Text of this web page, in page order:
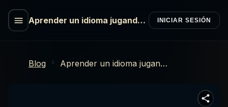
Aprender un idioma jugando,
INICIAR SESIÓN
Blog Aprender un idioma jugando, en clase